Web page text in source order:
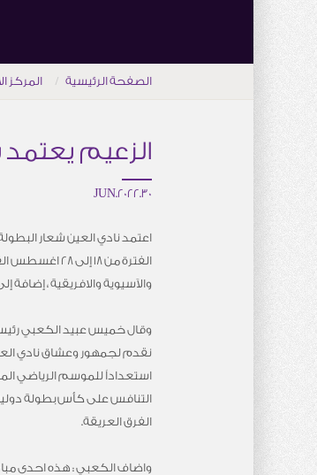
الصفحة الرئيسية المركز
الزعيم يعتمد
30.JUN.2022
اعتمد نادي العين شعار
الفترة من 18
والآسيوية والافريقية ، إضافة
وقال خميس عبيد الكعبي رئيس
نقدم لجمهور وعشاق نادي
استعداداً للموسم الرياضي
التنافس على كأس بطولة
الفرق العريقة.
واضاف الكعبي : هذه احدى